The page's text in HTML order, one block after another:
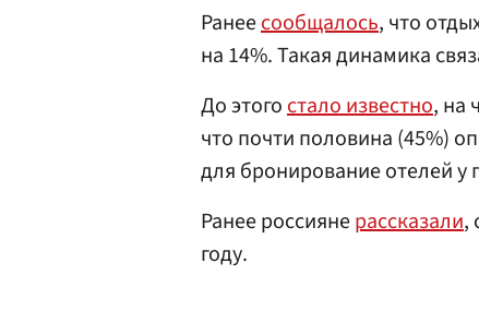
Ранеесообщалось, что
на 14%. Такая динамика
До этогостало известно, на
что почти половина (45%)
для бронирование отелей у
Ранее россиянерассказали,
году.